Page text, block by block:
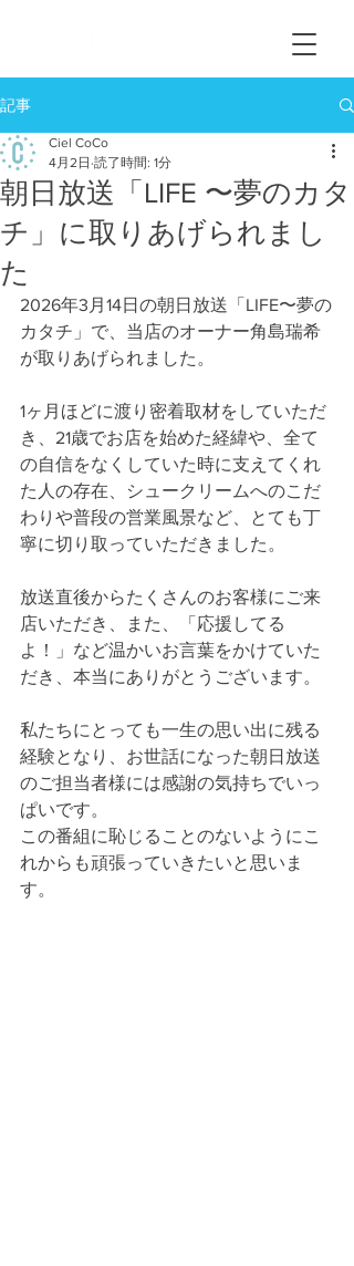
記事
朝日放送「LIFE 〜夢のカタ
チ」に取りあげられまし
た
Ciel CoCo
4月2日 読了時間: 1分
2026年3月14日の朝日放送「LIFE〜夢の
カタチ」で、当店のオーナー角島瑞希
が取りあげられました。
1ヶ月ほどに渡り密着取材をしていただ
き、21歳でお店を始めた経緯や、全て
の自信をなくしていた時に支えてくれ
た人の存在、シュークリームへのこだ
わりや普段の営業風景など、とても丁
寧に切り取っていただきました。
放送直後からたくさんのお客様にご来
店いただき、また、「応援してる
よ！」など温かいお言葉をかけていた
だき、本当にありがとうございます。
私たちにとっても一生の思い出に残る
経験となり、お世話になった朝日放送
のご担当者様には感謝の気持ちでいっ
ぱいです。
この番組に恥じることのないようにこ
れからも頑張っていきたいと思いま
す。